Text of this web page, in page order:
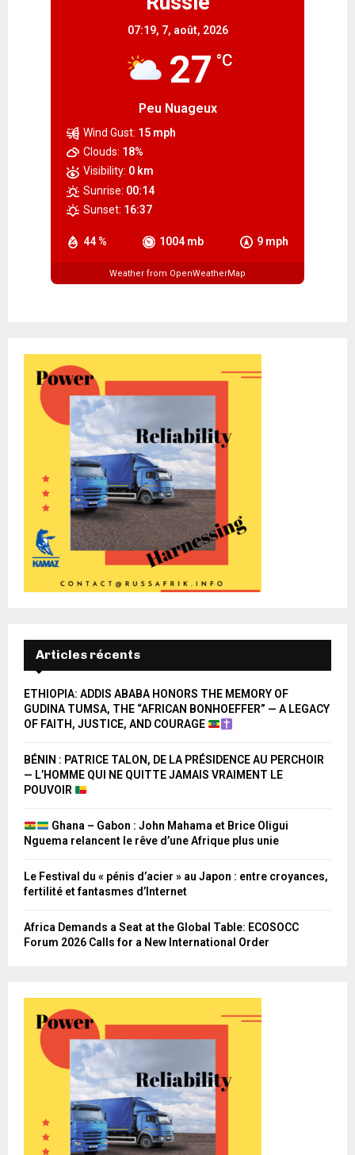
07:19, 7, août, 2026
27 °C
Peu Nuageux
44 % 1004 mb 9 mph
Wind Gust: 15 mph
Clouds: 18%
Visibility: 0 km
Sunrise: 00:14
Sunset: 16:37
Weather from OpenWeatherMap
Articles récents
ETHIOPIA: ADDIS ABABA HONORS THE MEMORY OF
GUDINA TUMSA, THE “AFRICAN BONHOEFFER” — A LEGACY
OF FAITH, JUSTICE, AND COURAGE
BÉNIN : PATRICE TALON, DE LA PRÉSIDENCE AU PERCHOIR
— L’HOMME QUI NE QUITTE JAMAIS VRAIMENT LE
POUVOIR
Ghana – Gabon : John Mahama et Brice Oligui
Nguema relancent le rêve d’une Afrique plus unie
Le Festival du « pénis d’acier » au Japon : entre croyances,
fertilité et fantasmes d’Internet
Africa Demands a Seat at the Global Table: ECOSOCC
Forum 2026 Calls for a New International Order